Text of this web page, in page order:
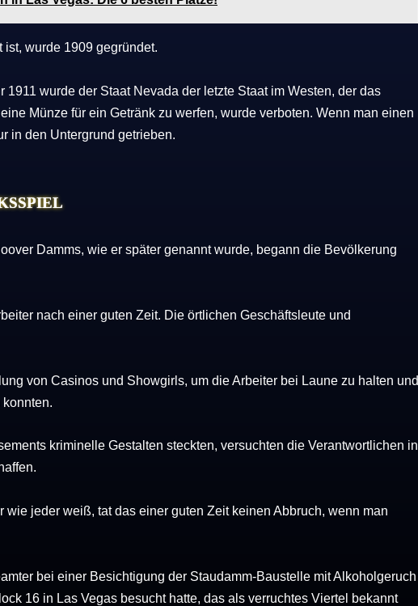
wurde 1909 gegründet.
wurde der Staat Nevada der letzte Staat im Westen, der das
Münze für ein Getränk zu werfen, wurde verboten. Wenn man einen
in den Untergrund getrieben.
Damms, wie er später genannt wurde, begann die Bevölkerung
nach einer guten Zeit. Die örtlichen Geschäftsleute und
von Casinos und Showgirls, um die Arbeiter bei Laune zu halten und
kriminelle Gestalten steckten, versuchten die Verantwortlichen in
jeder weiß, tat das einer guten Zeit keinen Abbruch, wenn man
bei einer Besichtigung der Staudamm-Baustelle mit Alkoholgeruch
16 in Las Vegas besucht hatte, das als verruchtes Viertel bekannt